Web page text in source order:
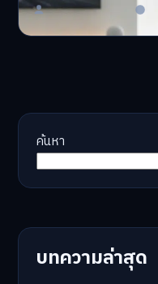
Master Bussiness
ค้นหา
บทความล่าสุด